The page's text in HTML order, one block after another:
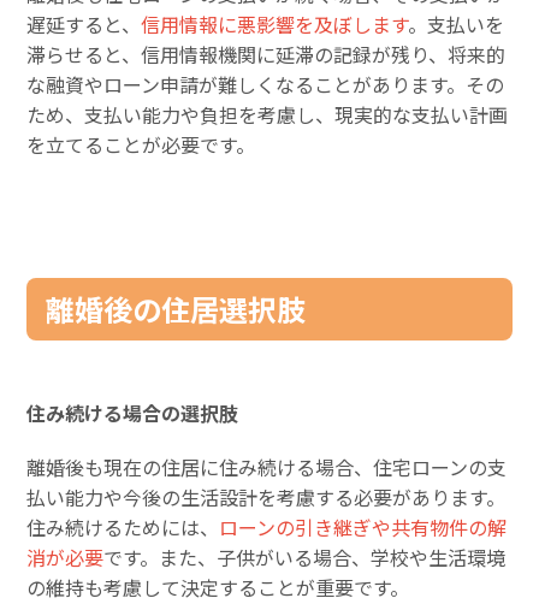
遅延すると、信用情報に悪影響を及ぼします。支払いを
滞らせると、信用情報機関に延滞の記録が残り、将来的
な融資やローン申請が難しくなることがあります。その
ため、支払い能力や負担を考慮し、現実的な支払い計画
を立てることが必要です。
離婚後の住居選択肢
住み続ける場合の選択肢
離婚後も現在の住居に住み続ける場合、住宅ローンの支
払い能力や今後の生活設計を考慮する必要があります。
住み続けるためには、 ローンの引き継ぎや共有物件の解
消が必要です。また、子供がいる場合、学校や生活環境
の維持も考慮して決定することが重要です。